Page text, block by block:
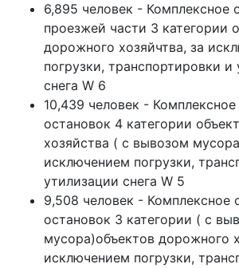
6,895 человек - Комплексное
проезжей части 3 категории
дорожного хозяйчтва, за
погрузки, транспортировки и
снега W 6
10,439 человек -
остановок 4 категории
хозяйства ( с вывозом
исключением погрузки,
утилизации снега W 5
9,508 человек - Комплексное
остановок 3 категории ( с
мусора)объектов дорожного
исключением погрузки,